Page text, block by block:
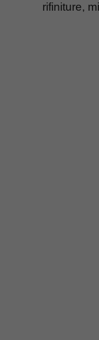
rifiniture,